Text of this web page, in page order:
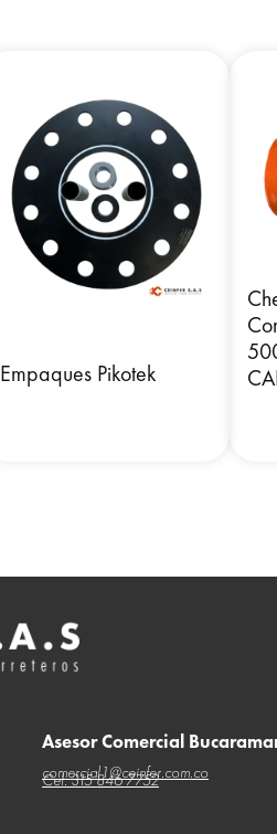
Empaques Pikotek
Asesor Comercial
comercial1@ceinfer.com.co
Cel: 315 846 7752